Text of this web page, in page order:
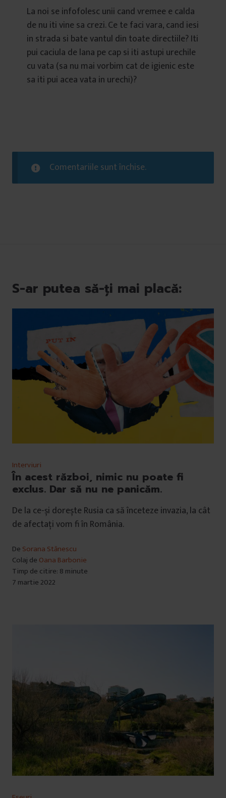
La noi se infofolesc unii cand vremee e calda
de nu iti vine sa crezi. Ce te faci vara, cand iesi
in strada si bate vantul din toate directiile? Iti
pui caciula de lana pe cap si iti astupi urechile
cu vata (sa nu mai vorbim cat de igienic este
sa iti pui acea vata in urechi)?
Comentariile sunt închise.
S-ar putea să-ți mai placă:
Interviuri
În acest război, nimic nu poate fi
exclus. Dar să nu ne panicăm.
De la ce-și dorește Rusia ca să înceteze invazia, la cât
de afectați vom fi în România.
De Sorana Stănescu
Colaj de Oana Barbonie
Timp de citire: 8 minute
7 martie 2022